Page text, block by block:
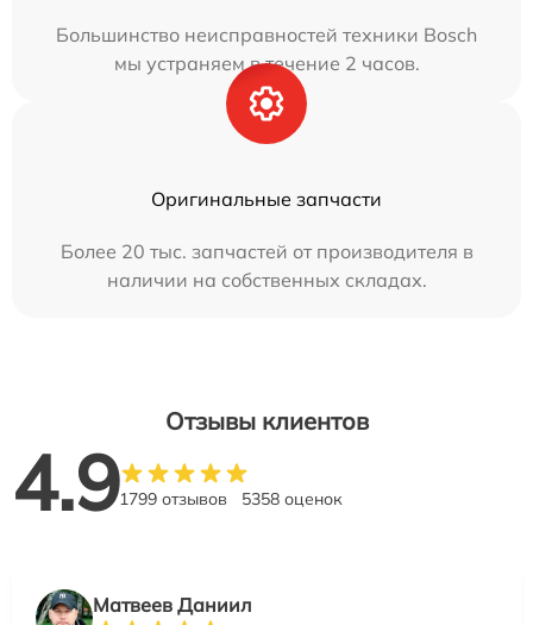
Большинство неисправностей техники Bosch
мы устраняем в течение 2 часов.
Оригинальные запчасти
Более 20 тыс. запчастей от производителя в
наличии на собственных складах.
Отзывы клиентов
4.91799 отзывов 5358 оценок
Матвеев Даниил